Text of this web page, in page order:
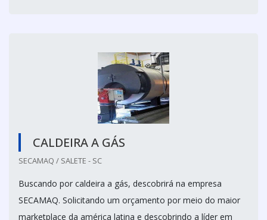
CALDEIRA A GÁS
SECAMAQ / SALETE - SC
Buscando por caldeira a gás, descobrirá na empresa
SECAMAQ. Solicitando um orçamento por meio do maior
marketplace da américa latina e descobrindo a líder em